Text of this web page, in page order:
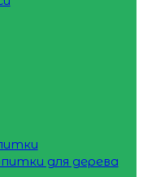
для дерева